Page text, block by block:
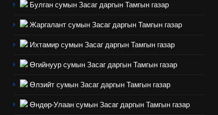
үйлдвэрлэл, үйлчилгээ,
технологийн хүн, мал, амьтны
үзүүлэх буюу үзүүлж байгаа
нөлөөллийн талаарх
ИЛ ТОД БАЙДАЛ
Нээлттэй засгийн түншлэл
НЭЭЛТТЭЙ ЗАСГИЙН ТҮНШЛЭЛ
“БИД ИРГЭДЭЭ СОНСОЖ,
Булган сумын Засаг даргын Тамгын газар
Жаргалант сумын Засаг даргын Тамгын газар
Ихтамир сумын Засаг даргын Тамгын газар
Өгийнуур сумын Засаг даргын Тамгын газар
Өлзийт сумын Засаг даргын Тамгын газар
Өндөр-Улаан сумын Засаг даргын Тамгын газар